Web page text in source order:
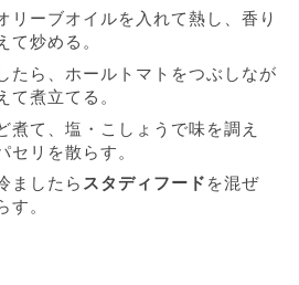
リーブオイルを入れて熱し、香り
炒める。
たら、ホールトマトをつぶしなが
て煮立てる。
煮て、塩・こしょうで味を調え
セリを散らす。
ましたら スタディフード を混ぜ
す。